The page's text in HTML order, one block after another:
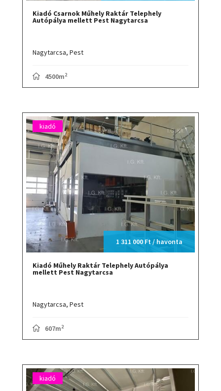
Kiadó Csarnok Műhely Raktár Telephely
Autópálya mellett Pest Nagytarcsa
Nagytarcsa, Pest
4500m2
kiadó
1 311 000 Ft / havonta
Kiadó Műhely Raktár Telephely Autópálya
mellett Pest Nagytarcsa
Nagytarcsa, Pest
607m2
kiadó